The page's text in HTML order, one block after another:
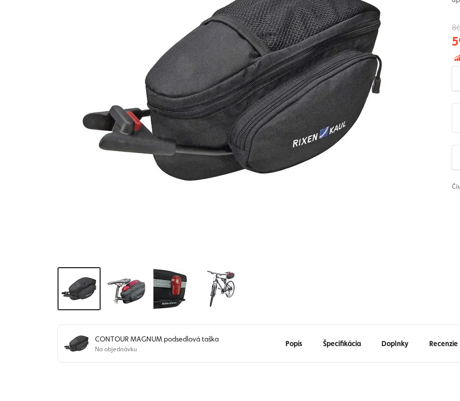
CONTOUR MAGNUM podsedlová taška
Na objednávku
Popis Špecifikácia Doplnky Recenzie